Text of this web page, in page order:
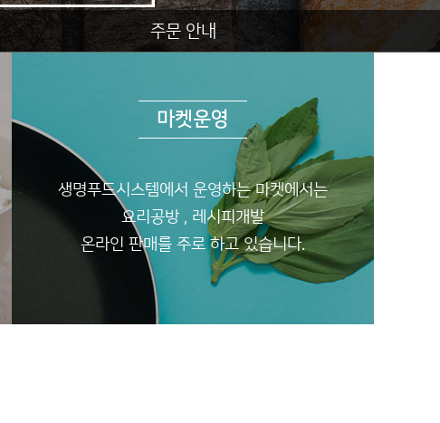
주문 안내
마켓운영
생명푸드시스템에서 운영하는 마켓에서는
요리공방 , 레시피개발
온라인 판매를 주로 하고 있습니다.